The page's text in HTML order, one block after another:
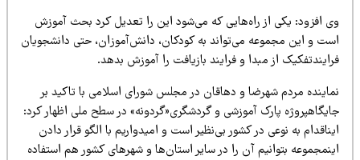
یی که می‌ شوداینرا تعدیلکرد بحث آموزش
ی‌تواندبه کودکان، دانش‌آموزان، حتیدانشجویان
و فرایندبازیافترا آموزش بدهد.
و دهاقان در مجلس شورایاسلامیبا تاکیدبر
و گردشگری«گردونه»در سطح ملیاظهار کرد:
کشور بی‌نظ راست و امیدواریمبا الگو قرار دادن
آن را در سایراستان‌ها و شهرهایکشور هم استفاده